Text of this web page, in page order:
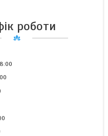
роботи